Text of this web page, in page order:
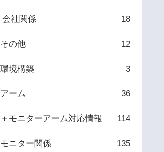
会社関係 18
の他 12
境構築 3
ーム 36
モニターアーム対応情報 114
ニター関係 135